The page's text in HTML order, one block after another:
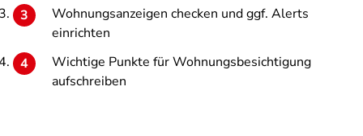
Wohnungsanzeigen checken und ggf. Alerts
einrichten
Wichtige Punkte für Wohnungsbesichtigung
aufschreiben